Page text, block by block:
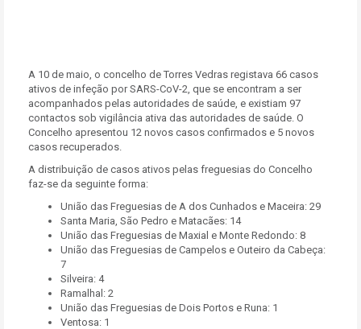
A 10 de maio, o concelho de Torres Vedras registava 66 casos
ativos de infeção por SARS-CoV-2, que se encontram a ser
acompanhados pelas autoridades de saúde, e existiam 97
contactos sob vigilância ativa das autoridades de saúde. O
Concelho apresentou 12 novos casos confirmados e 5 novos
casos recuperados.
A distribuição de casos ativos pelas freguesias do Concelho
faz-se da seguinte forma:
União das Freguesias de A dos Cunhados e Maceira: 29
Santa Maria, São Pedro e Matacães: 14
União das Freguesias de Maxial e Monte Redondo: 8
União das Freguesias de Campelos e Outeiro da Cabeça:
7
Silveira: 4
Ramalhal: 2
União das Freguesias de Dois Portos e Runa: 1
Ventosa: 1